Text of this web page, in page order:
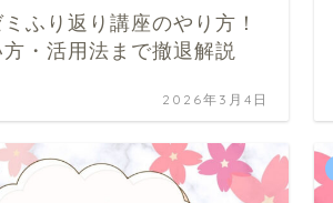
ふり返り講座のやり方！
・活用法まで撤退解説
2026年3月4日